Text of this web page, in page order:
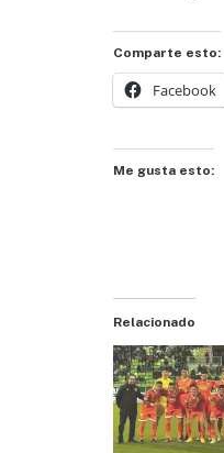
Comparte esto:
Facebook
Me gusta esto:
Relacionado